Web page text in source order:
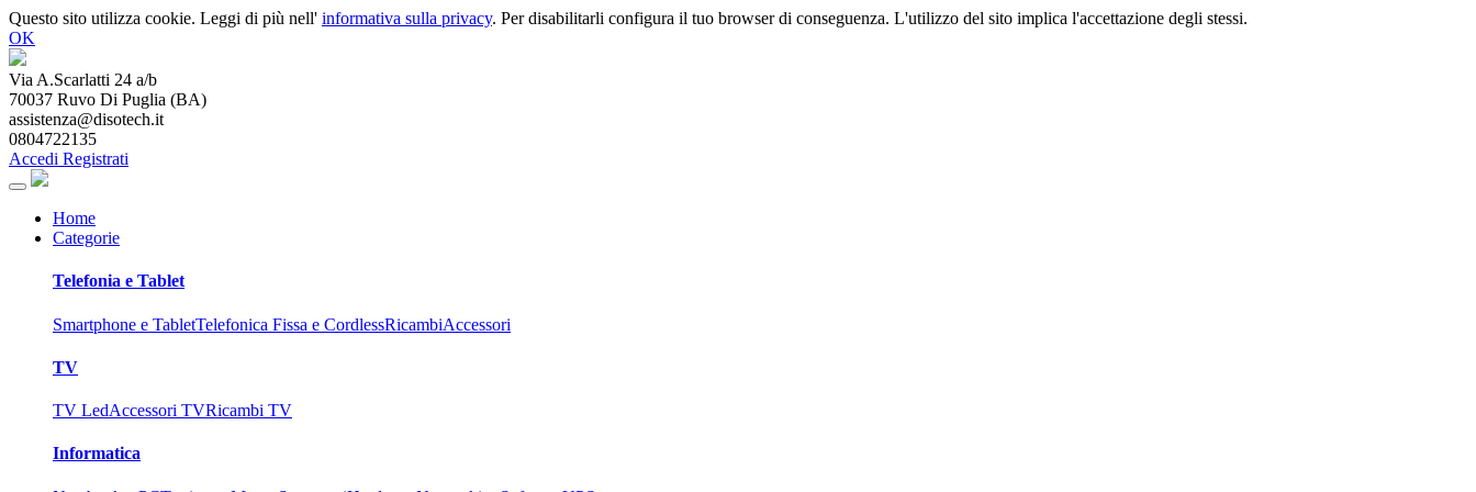
Questo sito utilizza cookie. Leggi di più nell' informativa sulla privacy. Per disabilitarli configura il tuo browser di conseguenza. L'utilizzo del sito implica l'accettazione degli stessi.
OK
Via A.Scarlatti 24 a/b
70037 Ruvo Di Puglia (BA)
assistenza@disotech.it
0804722135
Accedi Registrati
Home
Categorie
Telefonia e Tablet
Smartphone e TabletTelefonica Fissa e CordlessRicambiAccessori
TV
TV LedAccessori TVRicambi TV
Informatica